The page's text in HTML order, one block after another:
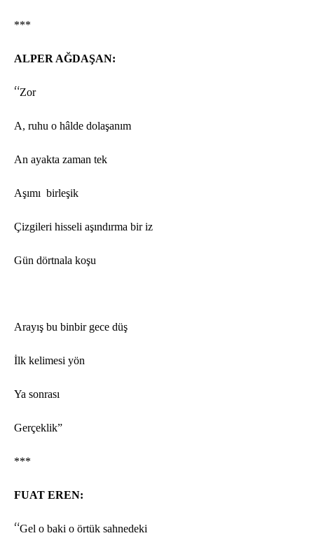
***
ALPER AĞDAŞAN:
“Zor
A, ruhu o hâlde dolaşanım
An ayakta zaman tek
Aşımı birleşik
Çizgileri hisseli aşındırma bir iz
Gün dörtnala koşu
Arayış bu binbir gece düş
İlk kelimesi yön
Ya sonrası
Gerçeklik”
***
FUAT EREN:
“Gel o baki o örtük sahnedeki